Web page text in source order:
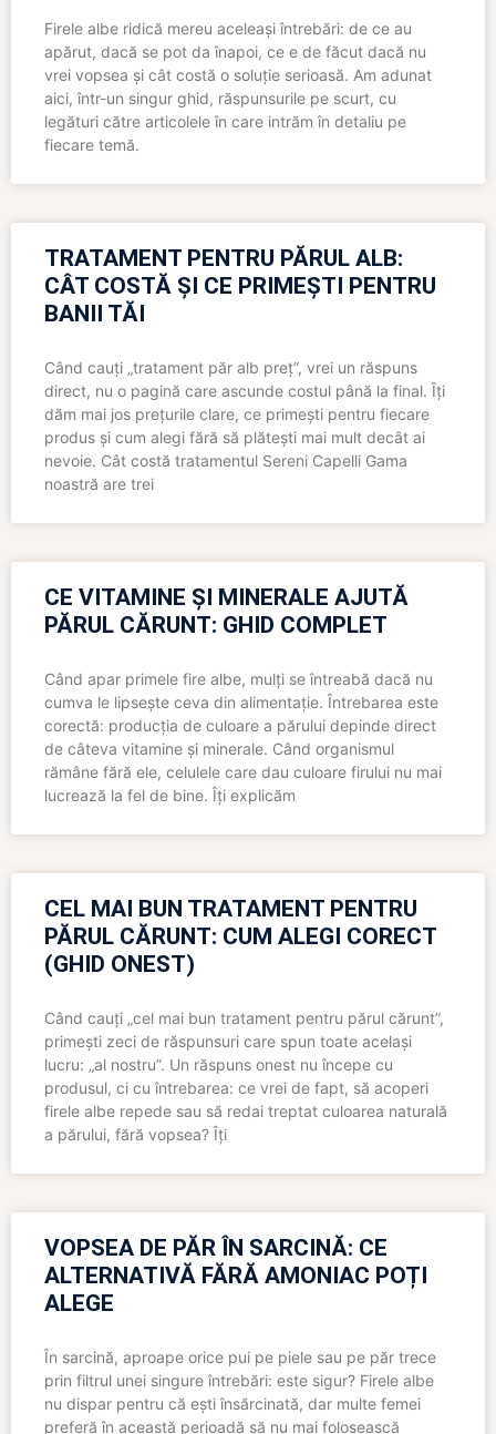
Firele albe ridică mereu aceleași întrebări: de ce au
apărut, dacă se pot da înapoi, ce e de făcut dacă nu
vrei vopsea și cât costă o soluție serioasă. Am adunat
aici, într-un singur ghid, răspunsurile pe scurt, cu
legături către articolele în care intrăm în detaliu pe
fiecare temă.
TRATAMENT PENTRU PĂRUL ALB:
CÂT COSTĂ ȘI CE PRIMEȘTI PENTRU
BANII TĂI
Când cauți „tratament păr alb preț”, vrei un răspuns
direct, nu o pagină care ascunde costul până la final. Îți
dăm mai jos prețurile clare, ce primești pentru fiecare
produs și cum alegi fără să plătești mai mult decât ai
nevoie. Cât costă tratamentul Sereni Capelli Gama
noastră are trei
CE VITAMINE ȘI MINERALE AJUTĂ
PĂRUL CĂRUNT: GHID COMPLET
Când apar primele fire albe, mulți se întreabă dacă nu
cumva le lipsește ceva din alimentație. Întrebarea este
corectă: producția de culoare a părului depinde direct
de câteva vitamine și minerale. Când organismul
rămâne fără ele, celulele care dau culoare firului nu mai
lucrează la fel de bine. Îți explicăm
CEL MAI BUN TRATAMENT PENTRU
PĂRUL CĂRUNT: CUM ALEGI CORECT
(GHID ONEST)
Când cauți „cel mai bun tratament pentru părul cărunt”,
primești zeci de răspunsuri care spun toate același
lucru: „al nostru”. Un răspuns onest nu începe cu
produsul, ci cu întrebarea: ce vrei de fapt, să acoperi
firele albe repede sau să redai treptat culoarea naturală
a părului, fără vopsea? Îți
VOPSEA DE PĂR ÎN SARCINĂ: CE
ALTERNATIVĂ FĂRĂ AMONIAC POȚI
ALEGE
În sarcină, aproape orice pui pe piele sau pe păr trece
prin filtrul unei singure întrebări: este sigur? Firele albe
nu dispar pentru că ești însărcinată, dar multe femei
preferă în această perioadă să nu mai folosească